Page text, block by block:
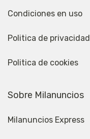
Condiciones en uso
Politica de privacidad
Politica de cookies
Sobre Milanuncios
Milanuncios Express